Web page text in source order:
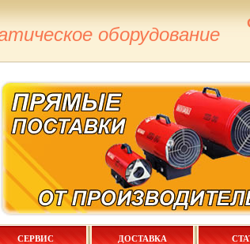
оборудование
СЕРВИС ДОСТАВКА